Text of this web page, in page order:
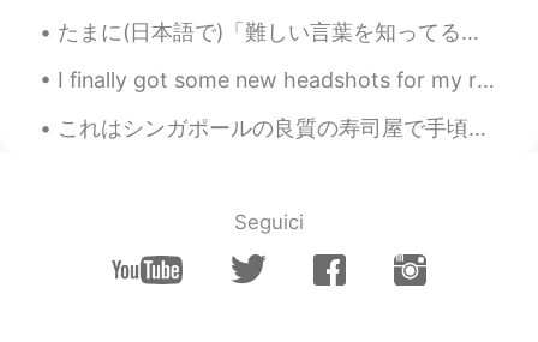
たまに(日本語で)「難しい言葉を知ってるね」と言われるんですけど、あえてそういう言葉を使っているわけじゃないです😅 覚えた言葉を使っているだけです。でも、英語でもそんなことが起こるので、元の性格...
I finally got some new headshots for my resume and online tutoring profiles. I love being myself...
これはシンガポールの良質の寿司屋で手頃な価格で約$ 30-50です(2455.19〜4091.99円) 生寿司が食べられないので炙りをお願いしました!! スタッフが日本語が話せるで驚きました😂👌...
Seguici